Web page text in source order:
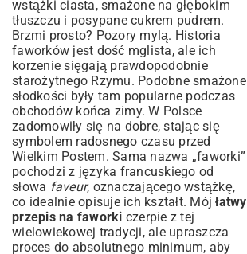
Jak prawidłowo formować i smażyć
faworki?
Techniki formowania chrustu
Smażenie faworków na złoty kolor: Porady
i triki
Odsączanie i pudrowanie gotowych
faworków
Najczęściej popełniane błędy przy
robieniu faworków (i jak ich uniknąć)
Dlaczego faworki wychodzą twarde?
Jak uniknąć zbyt tłustych faworków?
Wariacje na temat faworków: Od klasyki
do nowoczesności
Faworki pieczone: Zdrowsza alternatywa?
Faworki w wersji wytrawnej
wstążki ciasta, smażone na głębokim
tłuszczu i posypane cukrem pudrem.
Brzmi prosto? Pozory mylą. Historia
faworków jest dość mglista, ale ich
korzenie sięgają prawdopodobnie
starożytnego Rzymu. Podobne smażone
słodkości były tam popularne podczas
obchodów końca zimy. W Polsce
zadomowiły się na dobre, stając się
symbolem radosnego czasu przed
Wielkim Postem. Sama nazwa „faworki”
pochodzi z języka francuskiego od
słowa faveur, oznaczającego wstążkę,
co idealnie opisuje ich kształt. Mójłatwy
przepis na faworki czerpie z tej
wielowiekowej tradycji, ale upraszcza
proces do absolutnego minimum, aby